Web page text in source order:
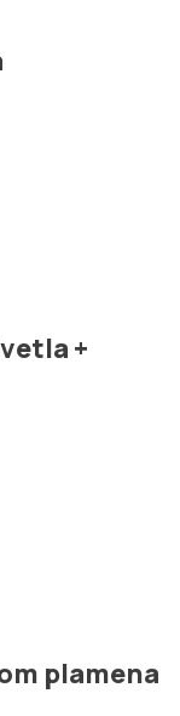
+
plamena